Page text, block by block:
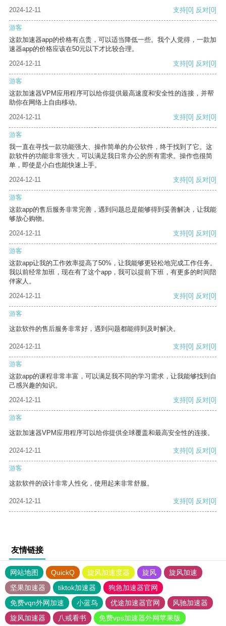
2024-12-11
支持[0] 反对[0]
游客
这款加速器app的价格有点贵，可以适当降低一些。我个人觉得，一款加
速器app的价格应该在50元以下才比较合理。
2024-12-11
支持[0] 反对[0]
游客
这款加速器VPM应用程序可以给你提供最高速度和安全性的连接，并帮
助你在网络上自由移动。
2024-12-11
支持[0] 反对[0]
游客
我一直在寻找一款功能强大、操作简单的办公软件，终于找到了它。这
款软件的功能非常强大，可以满足我日常办公的所有需求。操作也很简
单，即使是小白也能快速上手。
2024-12-11
支持[0] 反对[0]
游客
这款app的售后服务非常完善，遇到问题总是能够得到妥善解决，让我能
够放心购物。
2024-12-11
支持[0] 反对[0]
游客
这款app让我的工作效率提高了50%，让我能够更轻松地完成工作任务。
我以前经常加班，现在有了这个app，我可以提前下班，有更多的时间陪
伴家人。
2024-12-11
支持[0] 反对[0]
游客
这款软件的售后服务非常好，遇到问题都能得到及时解决。
2024-12-11 支持[0] 反对[0]
游客
这款app的课程非常丰富，可以满足我不同的学习需求，让我能够找到自
己感兴趣的知识。
2024-12-11
支持[0] 反对[0]
游客
这款加速器VPM应用程序可以给你提供全球覆盖和最高安全性的连接。
2024-12-11 支持[0] 反对[0]
游客
这款软件的设计非常人性化，使用起来非常舒服。
2024-12-11 支持[0] 反对[0]
友情链接
网站地图 QuickQ 旋风加速度器 旋风
旋风加速
坚果加速器
tiktok加速器
狗急加速器官网
免费vqn外网加速
小蓝鸟 优途加速器官网
风驰加速器
旋风加速器
八戒看书 免费vps加速器外网苹果版